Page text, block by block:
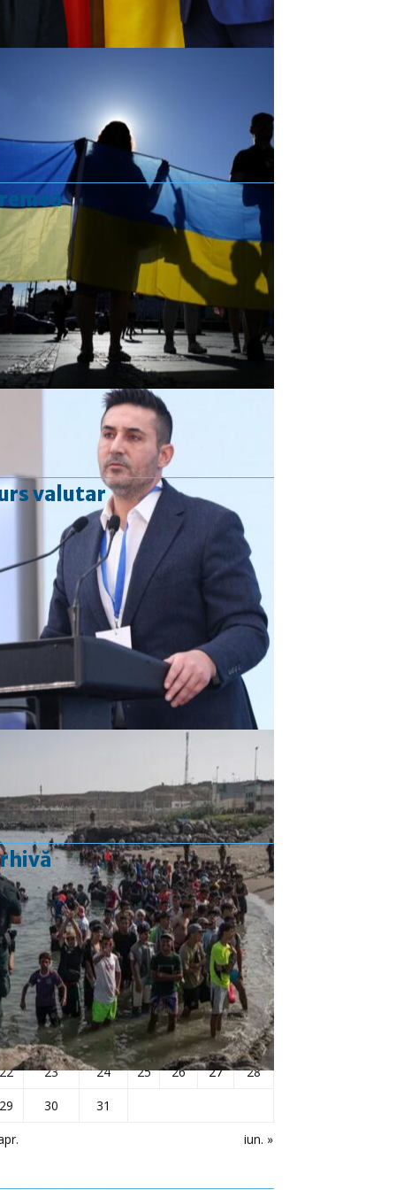
valutar
Curs valutar: 06 Aug 2026
EUR
: 5,2513 RON
+0,0024 ▲
USD: 4,5507 RON
+0,0027 ▲
CHF
: 5,6221 RON
+0,0011 ▲
GBP: 6,1236 RON
-0,0008 ▼
Convertor valutar
»
Rezultat:
mai 2023
L Ma Mi J V S D
iun. »
1 2 3 4 5 6
7
8
9 10 11 12 13
14
16 17 18 19 20
21
23 24 25 26 27
28
29
30 31